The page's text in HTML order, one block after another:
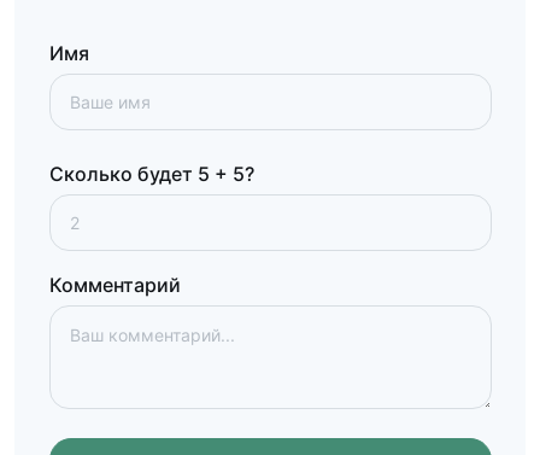
Имя
Сколько будет 5 + 5?
Комментарий